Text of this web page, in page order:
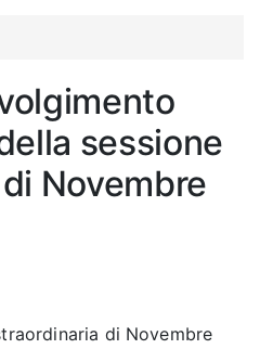
sessione
Novembre
di Novembre